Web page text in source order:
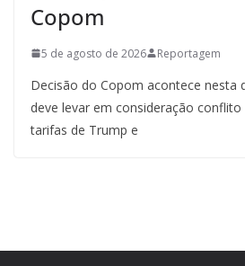
Copom
5 de agosto de 2026 Reportagem
Decisão do Copom acontece nesta
deve levar em consideração
tarifas de Trump e